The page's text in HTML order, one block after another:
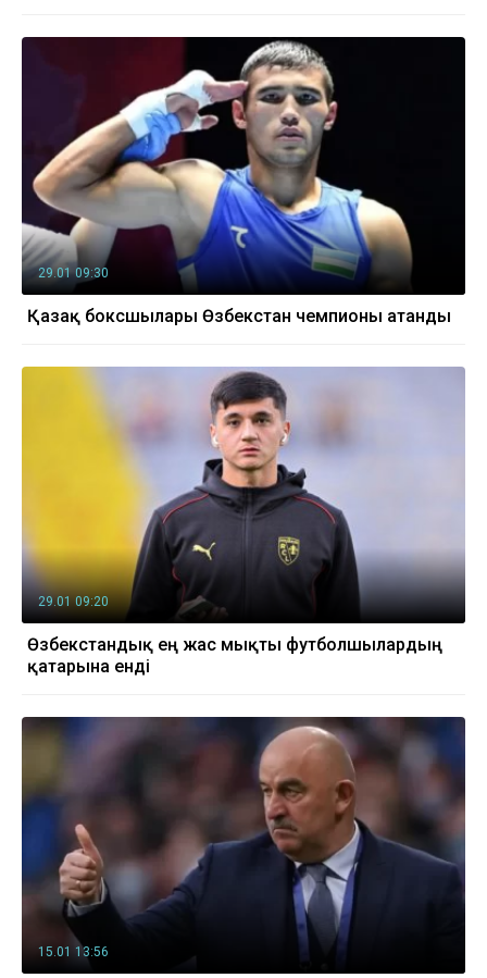
29.01 09:30
Қазақ боксшылары Өзбекстан чемпионы атанды
29.01 09:20
Өзбекстандық ең жас мықты футболшылардың
қатарына енді
15.01 13:56